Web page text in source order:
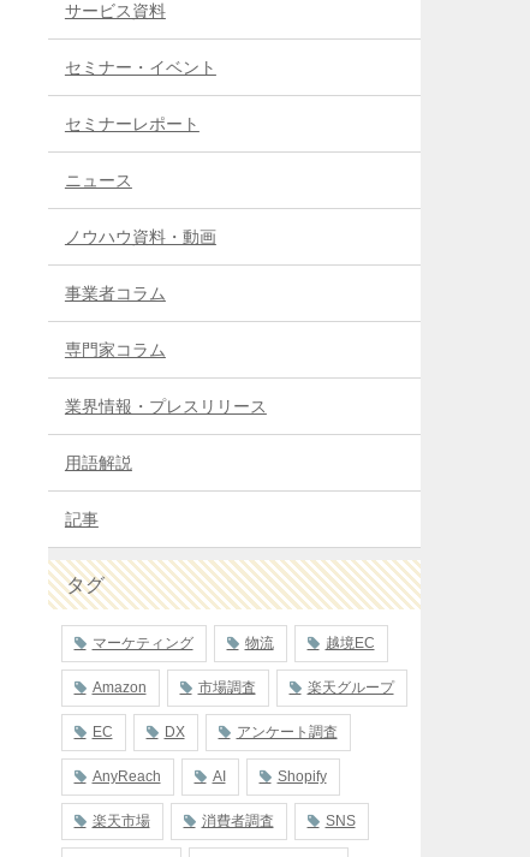
サービス資料
セミナー・イベント
セミナーレポート
ニュース
ノウハウ資料・動画
事業者コラム
専門家コラム
業界情報・プレスリリース
用語解説
記事
タグ
マーケティング 物流 越境EC
Amazon 市場調査 楽天グループ
EC DX アンケート調査
AnyReach AI Shopify
楽天市場 消費者調査 SNS